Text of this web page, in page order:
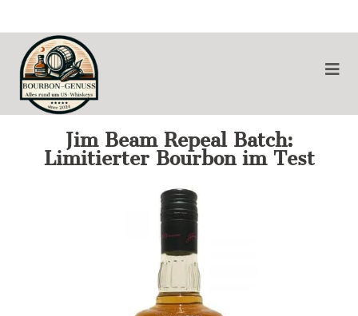
Jim Beam Repeal Batch:
Limitierter Bourbon im Test